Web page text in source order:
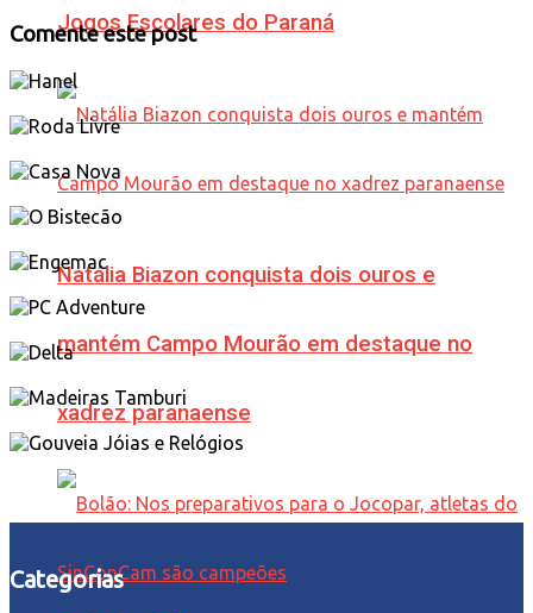
Jogos Escolares do Paraná
Natália Biazon conquista dois ouros e
mantém Campo Mourão em destaque no
xadrez paranaense
Comente este post
Categorias